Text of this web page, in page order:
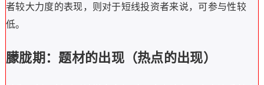
者较大力度的表现，则对于短线投资者来说，可参与性较
低。
朦胧期：题材的出现（热点的出现）